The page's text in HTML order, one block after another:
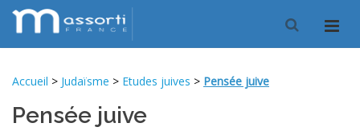
Accueil > Judaïsme > Etudes juives > Pensée juive
Pensée juive